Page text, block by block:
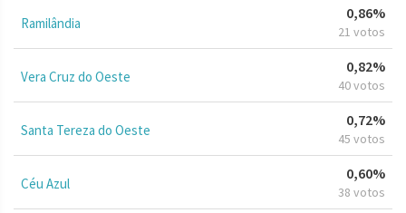
Ramilândia
0,86%
21 votos
Vera Cruz do Oeste
0,82%
40 votos
Santa Tereza do Oeste
0,72%
45 votos
Céu Azul
0,60%
38 votos